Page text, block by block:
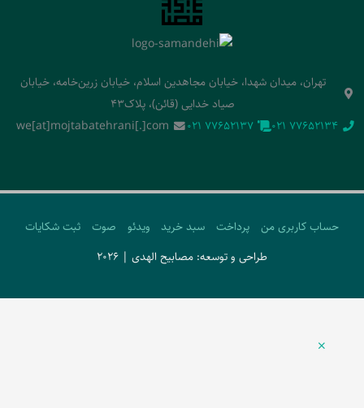
تهران، میدان شهدا، خیابان مجاهدین اسلام، خیابان زرین‌خامه، خیابان
صیاد خدایی (قائن)، پلاک43
‭021 77652134‬
‭021 77652137‬
we[at]mojtabatehrani[.]com
حساب کاربری من پرداخت سبد خرید ویدئو صوت
ثبت شکایات
طراحی و توسعه: مصابیح الهدی | 2026